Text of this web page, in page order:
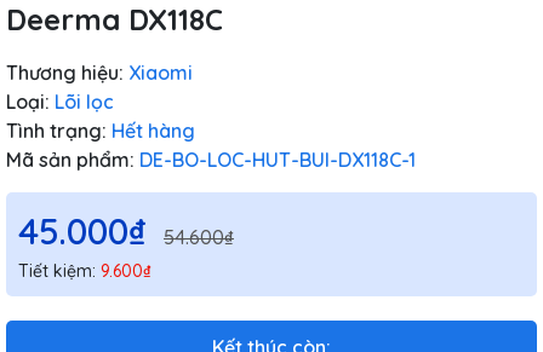
Deerma DX118C
Thương hiệu: Xiaomi
Loại: Lõi lọc
Tình trạng: Hết hàng
Mã sản phẩm: DE-BO-LOC-HUT-BUI-DX118C-1
45.000₫ 54.600₫
Tiết kiệm: 9.600₫